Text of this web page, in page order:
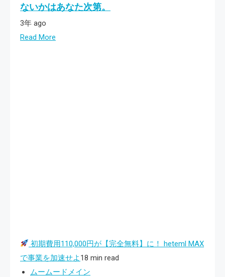
ないかはあなた次第。
3年 ago
Read More
初期費用110,000円が【完全無料】に！ heteml MAX
で事業を加速せよ 18 min read
ムームードメイン